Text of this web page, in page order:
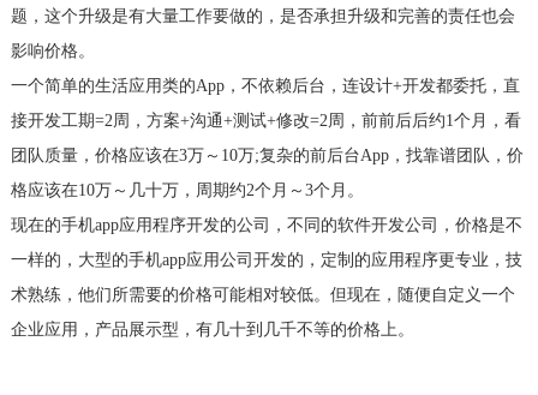
题，这个升级是有大量工作要做的，是否承担升级和完善的责任也会
影响价格。
一个简单的生活应用类的App，不依赖后台，连设计+开发都委托，直
接开发工期=2周，方案+沟通+测试+修改=2周，前前后后约1个月，看
团队质量，价格应该在3万～10万;复杂的前后台App，找靠谱团队，价
格应该在10万～几十万，周期约2个月～3个月。
现在的手机app应用程序开发的公司，不同的软件开发公司，价格是不
一样的，大型的手机app应用公司开发的，定制的应用程序更专业，技
术熟练，他们所需要的价格可能相对较低。但现在，随便自定义一个
企业应用，产品展示型，有几十到几千不等的价格上。